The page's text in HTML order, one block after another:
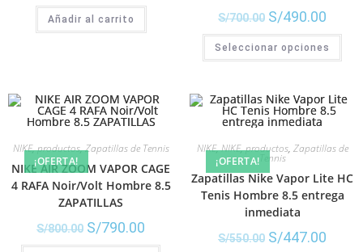
Añadir al carrito S/700.00 S/490.00
Seleccionar opciones
¡OFERTA!
NIKE,productos,Zapatillas de Tennis
NIKE AIR ZOOM VAPOR CAGE
4 RAFA Noir/Volt Hombre 8.5
ZAPATILLAS
S/800.00 S/790.00
¡OFERTA!
NIKE,NIKE,productos, Zapatillas de
Tennis
Zapatillas Nike Vapor Lite HC
Tenis Hombre 8.5 entrega
inmediata
S/550.00 S/447.00